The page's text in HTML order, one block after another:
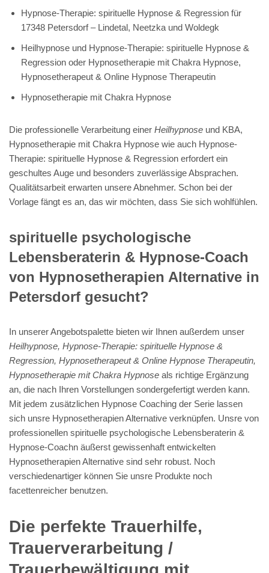
Hypnose-Therapie: spirituelle Hypnose & Regression für
17348 Petersdorf – Lindetal, Neetzka und Woldegk
Heilhypnose und Hypnose-Therapie: spirituelle Hypnose &
Regression oder Hypnosetherapie mit Chakra Hypnose,
Hypnosetherapeut & Online Hypnose Therapeutin
Hypnosetherapie mit Chakra Hypnose
Die professionelle Verarbeitung einer Heilhypnose und KBA,
Hypnosetherapie mit Chakra Hypnose wie auch Hypnose-
Therapie: spirituelle Hypnose & Regression erfordert ein
geschultes Auge und besonders zuverlässige Absprachen.
Qualitätsarbeit erwarten unsere Abnehmer. Schon bei der
Vorlage fängt es an, das wir möchten, dass Sie sich wohlfühlen.
spirituelle psychologische
Lebensberaterin & Hypnose-Coach
von Hypnosetherapien Alternative in
Petersdorf gesucht?
In unserer Angebotspalette bieten wir Ihnen außerdem unser
Heilhypnose, Hypnose-Therapie: spirituelle Hypnose &
Regression, Hypnosetherapeut & Online Hypnose Therapeutin,
Hypnosetherapie mit Chakra Hypnose als richtige Ergänzung
an, die nach Ihren Vorstellungen sondergefertigt werden kann.
Mit jedem zusätzlichen Hypnose Coaching der Serie lassen
sich unsre Hypnosetherapien Alternative verknüpfen. Unsre von
professionellen spirituelle psychologische Lebensberaterin &
Hypnose-Coachn äußerst gewissenhaft entwickelten
Hypnosetherapien Alternative sind sehr robust. Noch
verschiedenartiger können Sie unsre Produkte noch
facettenreicher benutzen.
Die perfekte Trauerhilfe,
Trauerverarbeitung /